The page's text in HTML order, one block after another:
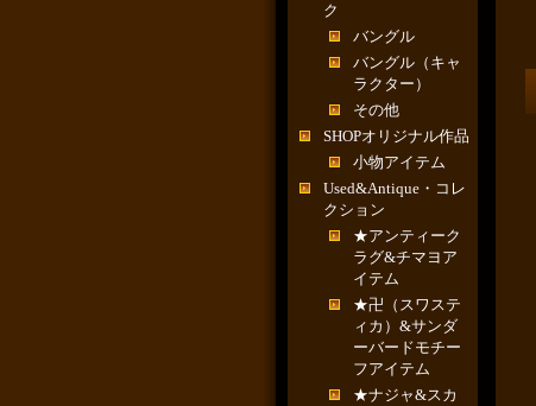
ク
バングル
バングル（キャ
ラクター）
その他
SHOPオリジナル作品
小物アイテム
Used&Antique・コレ
クション
★アンティーク
ラグ&チマヨア
イテム
★卍（スワステ
ィカ）&サンダ
ーバードモチー
フアイテム
★ナジャ&スカ